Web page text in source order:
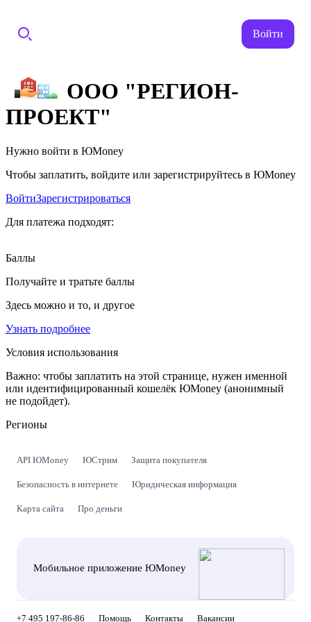
Войти
ООО "РЕГИОН-
ПРОЕКТ"
Нужно войти в ЮMoney
Чтобы заплатить, войдите или зарегистрируйтесь в ЮMoney
ВойтиЗарегистрироваться
Для платежа подходят:
Баллы
Получайте и тратьте баллы
Здесь можно и то, и другое
Узнать подробнее
Условия использования
Важно: чтобы заплатить на этой странице, нужен именной
или идентифицированный кошелёк ЮMoney (анонимный
не подойдет).
Регионы
API ЮMoney ЮСтрим Защита покупателя
Безопасность в интернете Юридическая информация
Карта сайта Про деньги
Мобильное приложение ЮMoney
+7 495 197-86-86 Помощь Контакты Вакансии